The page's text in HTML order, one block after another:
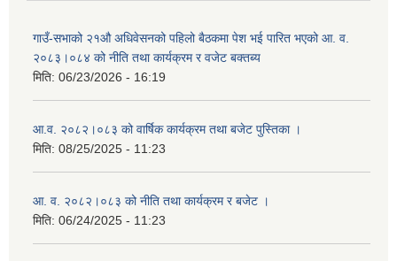
गाउँ-सभाको २१औ अधिवेसनको पहिलो बैठकमा पेश भई पारित भएको आ. व.
२०८३।०८४ को नीति तथा कार्यक्रम र वजेट बक्तब्य
मिति: 06/23/2026 - 16:19
आ.व. २०८२।०८३ को वार्षिक कार्यक्रम तथा बजेट पुस्तिका ।
मिति: 08/25/2025 - 11:23
आ. व. २०८२।०८३ को नीति तथा कार्यक्रम र बजेट ।
मिति: 06/24/2025 - 11:23